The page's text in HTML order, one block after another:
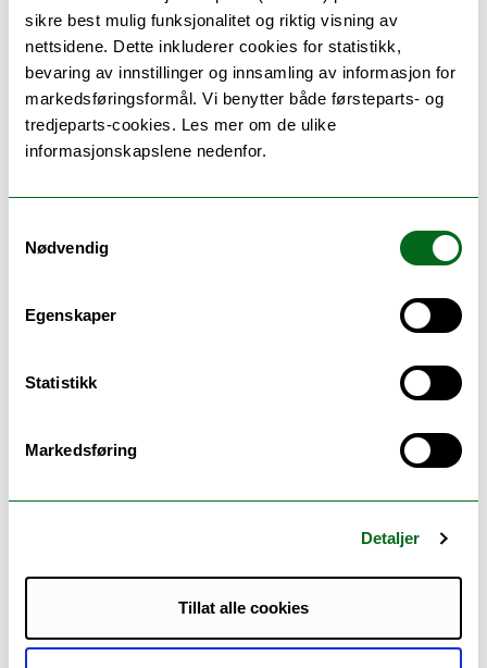
sikre best mulig funksjonalitet og riktig visning av
nettsidene. Dette inkluderer cookies for statistikk,
bevaring av innstillinger og innsamling av informasjon for
markedsføringsformål. Vi benytter både førsteparts- og
tredjeparts-cookies. Les mer om de ulike
informasjonskapslene nedenfor.
Nødvendig
Egenskaper
Statistikk
Markedsføring
Detaljer
Tillat alle cookies
Forbedre karakter
Forberede seg til digital eksamen
Eksamenslokaler
Under eksamen:
Fravær på eksamen
Oppgaveskriving, mal og referanseverktøy